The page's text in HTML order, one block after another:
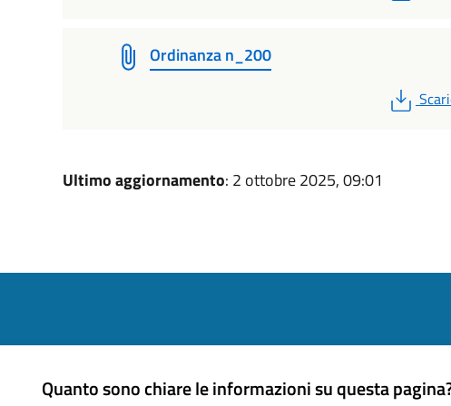
Ordinanza n_200
PDF
Ultimo aggiornamento: 2 ottobre 2025, 09:01
Quanto sono chiare le informazioni su questa